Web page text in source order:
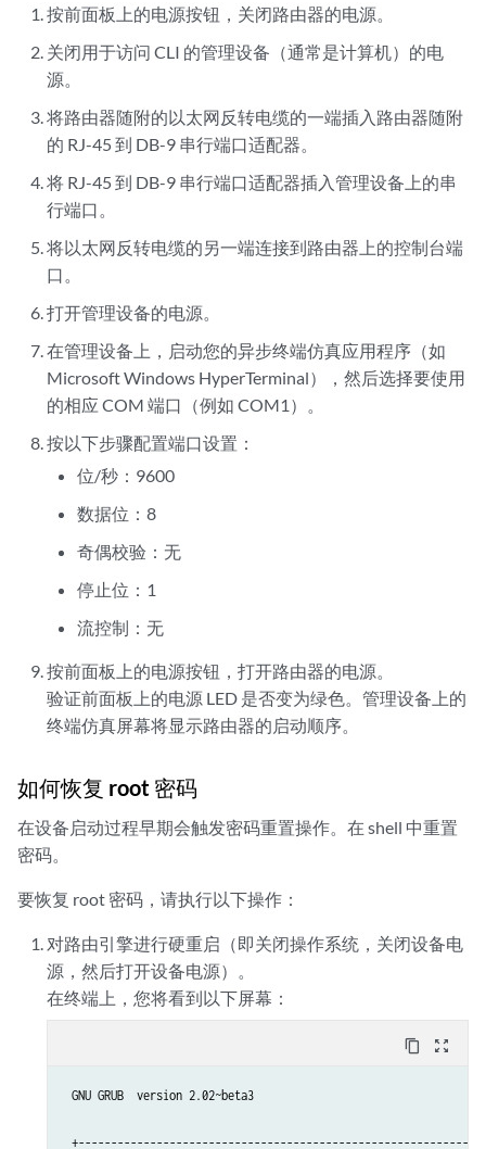
按前面板上的电源按钮，关闭路由器的电源。
关闭用于访问 CLI 的管理设备（通常是计算机）的电
源。
将路由器随附的以太网反转电缆的一端插入路由器随附
的 RJ-45 到 DB-9 串行端口适配器。
将 RJ-45 到 DB-9 串行端口适配器插入管理设备上的串
行端口。
将以太网反转电缆的另一端连接到路由器上的控制台端
口。
打开管理设备的电源。
在管理设备上，启动您的异步终端仿真应用程序（如
Microsoft Windows HyperTerminal），然后选择要使用
的相应 COM 端口（例如 COM1）。
按以下步骤配置端口设置：
位/秒：9600
数据位：8
奇偶校验：无
停止位：1
流控制：无
按前面板上的电源按钮，打开路由器的电源。
验证前面板上的电源 LED 是否变为绿色。管理设备上的
终端仿真屏幕将显示路由器的启动顺序。
如何恢复 root 密码
在设备启动过程早期会触发密码重置操作。在 shell 中重置
密码。
要恢复 root 密码，请执行以下操作：
对路由引擎进行硬重启（即关闭操作系统，关闭设备电
源，然后打开设备电源）。
在终端上，您将看到以下屏幕：
content_copy zoom_out_map
GNU GRUB  version 2.02~beta3